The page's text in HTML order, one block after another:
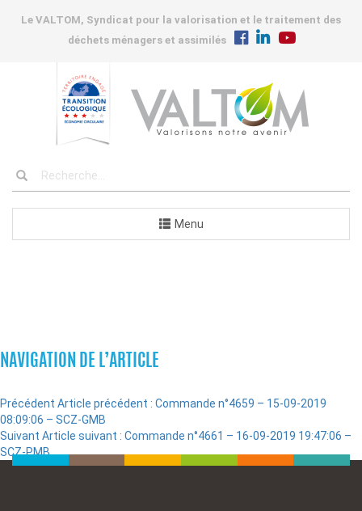
Le VALTOM, Syndicat pour la valorisation et le traitement des
déchets ménagers et assimilés
Menu
NAVIGATION DE L’ARTICLE
Précédent Article précédent : Commande n°4659 – 15-09-2019
08:09:06 – SCZ-GMB
Suivant Article suivant : Commande n°4661 – 16-09-2019 19:47:06 –
SCZ-PMB